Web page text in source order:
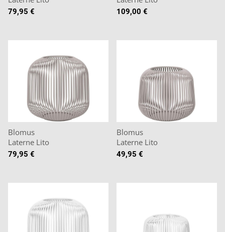
79,95 € 109,00 €
Blomus
Laterne Lito
79,95 €
Blomus
Laterne Lito
49,95 €